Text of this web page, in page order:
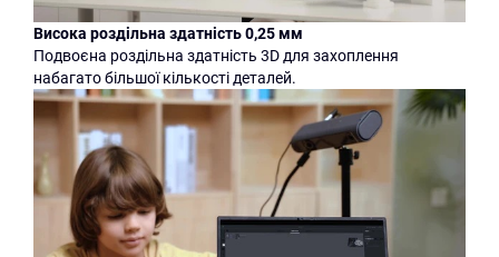
Висока роздільна здатність 0,25 мм
Подвоєна роздільна здатність 3D для захоплення
набагато більшої кількості деталей.